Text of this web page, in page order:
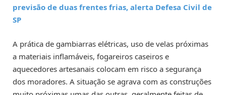
previsão de duas frentes frias, alerta Defesa Civil de
SP
A prática de gambiarras elétricas, uso de velas próximas
a materiais inflamáveis, fogareiros caseiros e
aquecedores artesanais colocam em risco a segurança
dos moradores. A situação se agrava com as construções